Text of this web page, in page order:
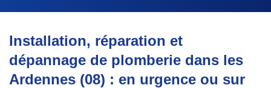
Installation, réparation et
dépannage de plomberie dans les
Ardennes (08) : en urgence ou sur